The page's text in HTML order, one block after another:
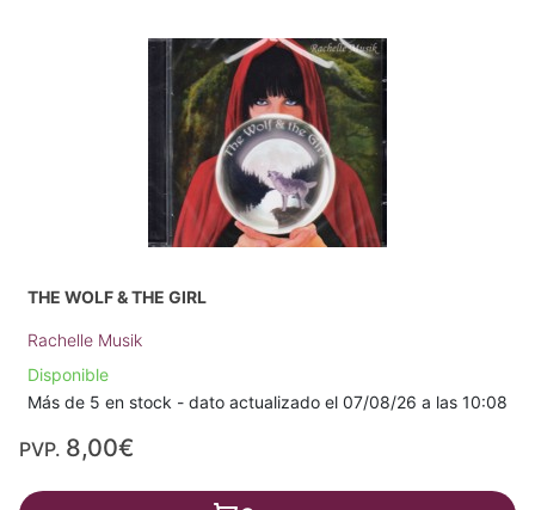
THE WOLF & THE GIRL
Rachelle Musik
Disponible
Más de 5 en stock - dato actualizado el 07/08/26 a las 10:08
PVP. 8,00€